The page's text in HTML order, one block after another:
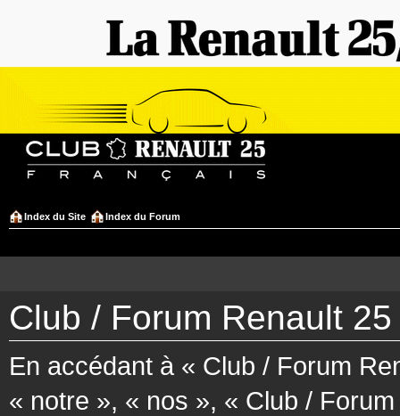
Index du Site Index du Forum
Club / Forum Renault
En accédant à « Club / Forum
« notre », « nos », « Club /